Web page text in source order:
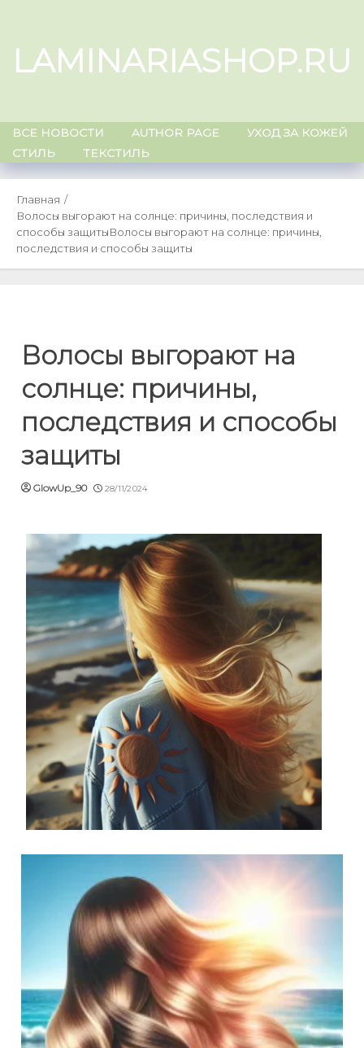
content
LAMINARIASHOP.RU
ВСЕ НОВОСТИ AUTHOR PAGE
УХОД ЗА КОЖЕЙ
СТИЛЬ
ТЕКСТИЛЬ
Главная
Волосы выгорают на солнце: причины, последствия и
способы защитыВолосы выгорают на солнце: причины,
последствия и способы защиты
Волосы выгорают на
солнце: причины,
последствия и способы
защиты
GlowUp_90 28/11/2024